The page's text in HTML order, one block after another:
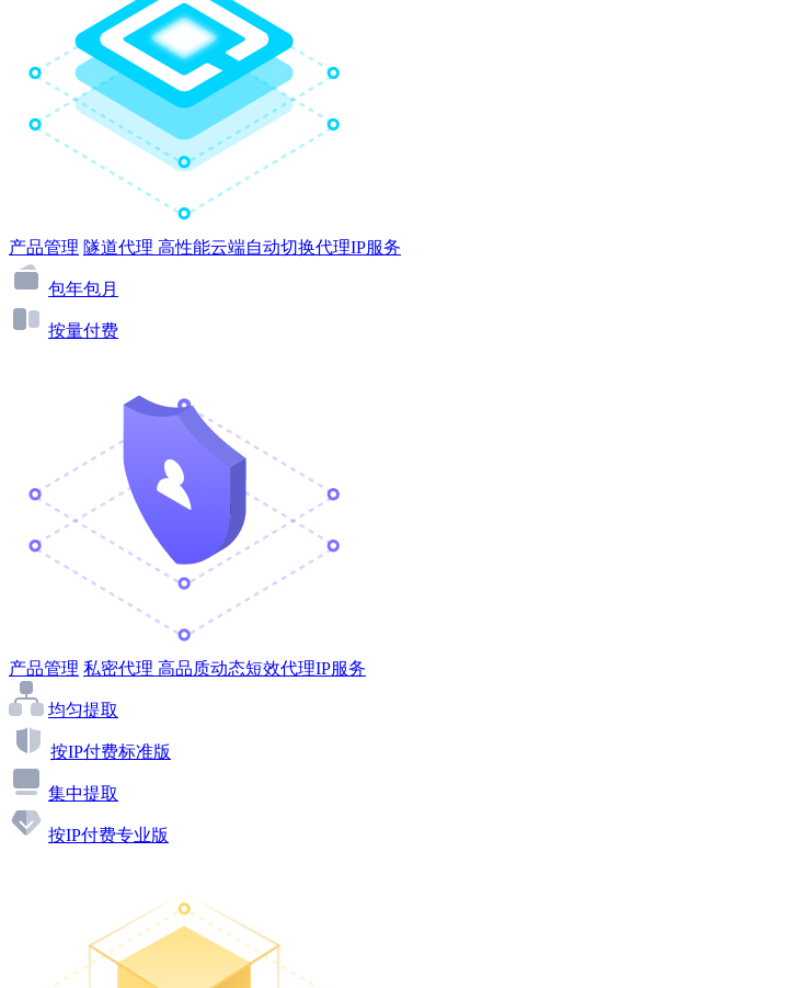
产品管理 隧道代理 高性能云端自动切换代理IP服务
包年包月
按量付费
产品管理 私密代理 高品质动态短效代理IP服务
均匀提取
按IP付费标准版
集中提取
按IP付费专业版